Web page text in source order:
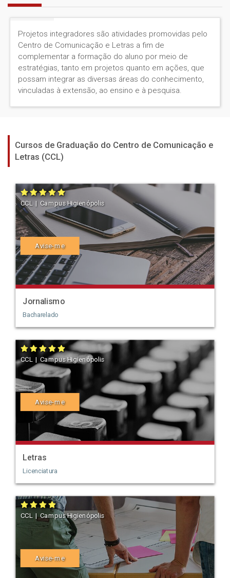
Projetos integradores são atividades promovidas pelo
Centro de Comunicação e Letras a fim de
complementar a formação do aluno por meio de
estratégias, tanto em projetos quanto em ações, que
possam integrar as diversas áreas do conhecimento,
vinculadas à extensão, ao ensino e à pesquisa.
Cursos de Graduação do Centro de Comunicação e
Letras (CCL)
CCL | Campus Higienópolis
Avise-me
Jornalismo
Bacharelado
CCL | Campus Higienópolis
Avise-me
Letras
Licenciatura
CCL | Campus Higienópolis
Avise-me